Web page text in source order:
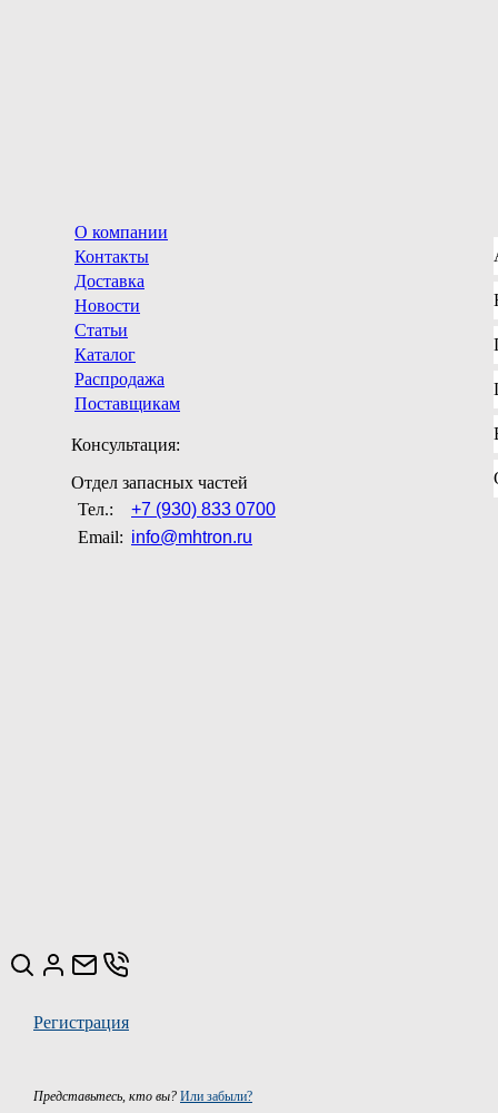
О компании
Контакты
Доставка
Новости
Статьи
Каталог
Распродажа
Поставщикам
Консультация:
Отдел запасных частей
Тел.:
+7 (930) 833 0700
Email: info@mhtron.ru
Регистрация
Представьтесь, кто вы? Или забыли?